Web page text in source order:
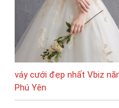
váy cưới đẹp nhất Vbiz
Phú Yên